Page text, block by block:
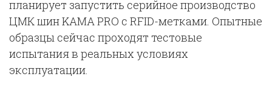
планирует запустить серийное производство
ЦМК шин KAMA PRO с RFID-метками. Опытные
образцы сейчас проходят тестовые
испытания в реальных условиях
эксплуатации.